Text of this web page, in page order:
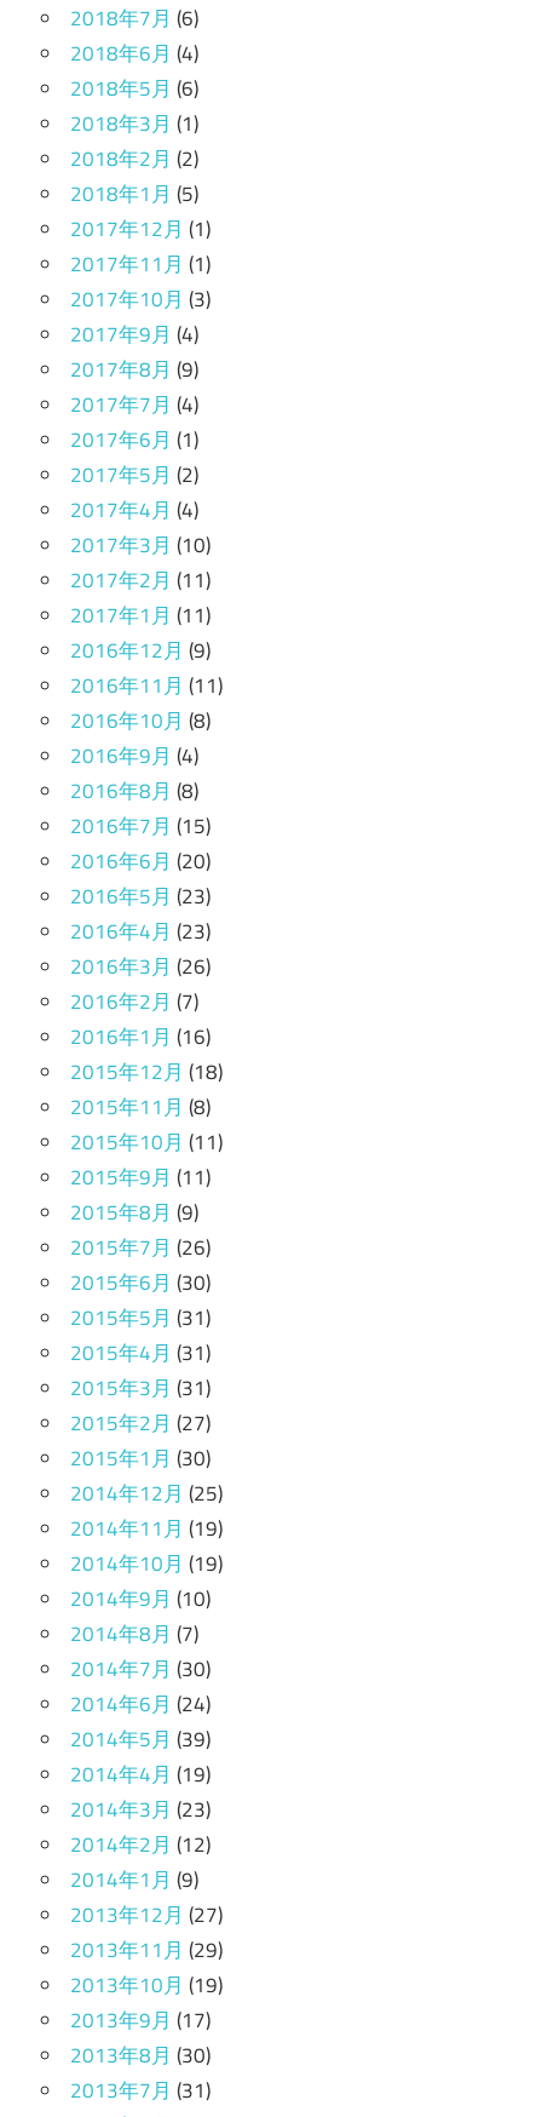
2018年7月 (6)
2018年6月 (4)
2018年5月 (6)
2018年3月 (1)
2018年2月 (2)
2018年1月 (5)
2017年12月 (1)
2017年11月 (1)
2017年10月 (3)
2017年9月 (4)
2017年8月 (9)
2017年7月 (4)
2017年6月 (1)
2017年5月 (2)
2017年4月 (4)
2017年3月 (10)
2017年2月 (11)
2017年1月 (11)
2016年12月 (9)
2016年11月 (11)
2016年10月 (8)
2016年9月 (4)
2016年8月 (8)
2016年7月 (15)
2016年6月 (20)
2016年5月 (23)
2016年4月 (23)
2016年3月 (26)
2016年2月 (7)
2016年1月 (16)
2015年12月 (18)
2015年11月 (8)
2015年10月 (11)
2015年9月 (11)
2015年8月 (9)
2015年7月 (26)
2015年6月 (30)
2015年5月 (31)
2015年4月 (31)
2015年3月 (31)
2015年2月 (27)
2015年1月 (30)
2014年12月 (25)
2014年11月 (19)
2014年10月 (19)
2014年9月 (10)
2014年8月 (7)
2014年7月 (30)
2014年6月 (24)
2014年5月 (39)
2014年4月 (19)
2014年3月 (23)
2014年2月 (12)
2014年1月 (9)
2013年12月 (27)
2013年11月 (29)
2013年10月 (19)
2013年9月 (17)
2013年8月 (30)
2013年7月 (31)